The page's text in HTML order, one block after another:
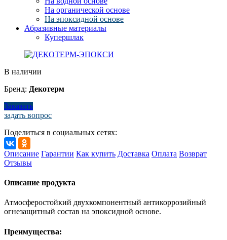
На органической основе
На эпоксидной основе
Абразивные материалы
Купершлак
В наличии
Бренд: Декотерм
Заказать
задать вопрос
Поделиться в социальных сетях:
Описание Гарантии Как купить Доставка Оплата Возврат
Отзывы
Описание продукта
Атмосферостойкий двухкомпонентный антикоррозийный
огнезащитный состав на эпоксидной основе.
Преимущества: